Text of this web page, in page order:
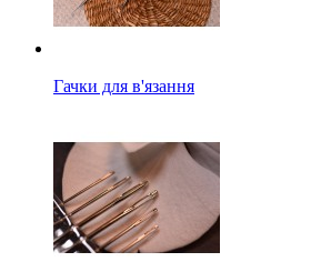
Гачки для в'язання